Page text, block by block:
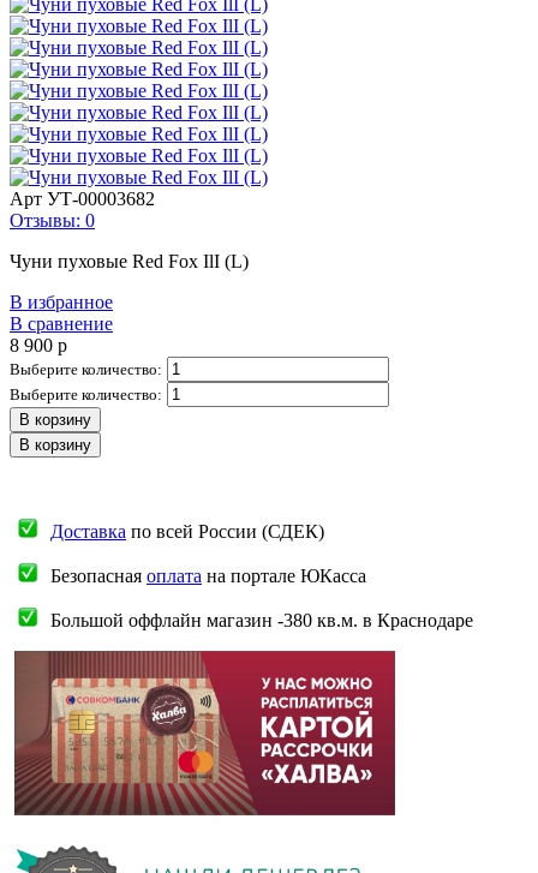
Арт УТ-00003682
Отзывы: 0
Чуни пуховые Red Fox IlI (L)
В избранное
В сравнение
8 900 p
Выберите количество:
Выберите количество:
В корзину
В корзину
Доставка по всей России (СДЕК)
Безопасная оплата на портале ЮКасса
Большой оффлайн магазин -380 кв.м. в Краснодаре